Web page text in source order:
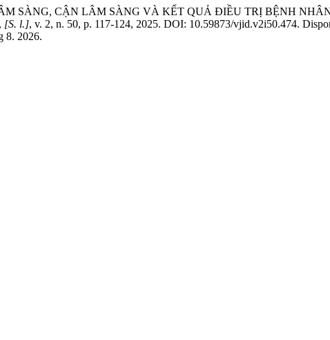
SÀNG, CẬN LÂM SÀNG VÀ KẾT QUẢ ĐIỀU TRỊ BỆNH
, [S. l.], v. 2, n. 50, p. 117-124, 2025. DOI: 10.59873/vjid.v2i50.474.
8. 2026.